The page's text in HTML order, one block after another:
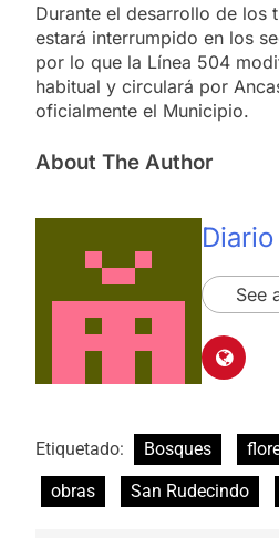
Durante el desarrollo de los
estará interrumpido en los
por lo que la Línea 504
habitual y circulará por
oficialmente el Municipio.
About The Author
See
Etiquetado: Bosques
obras
San Rudecindo